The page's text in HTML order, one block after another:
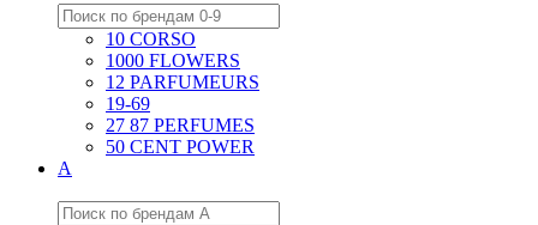
10 CORSO
1000 FLOWERS
12 PARFUMEURS
19-69
27 87 PERFUMES
50 CENT POWER
A